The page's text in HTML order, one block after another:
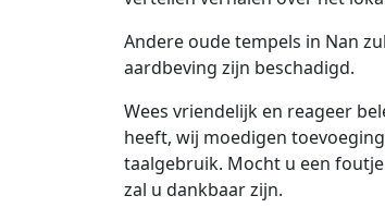
Andere oude tempels in Nan
aardbeving zijn beschadigd.
Wees vriendelijk en reageer
heeft, wij moedigen
taalgebruik. Mocht u een
zal u dankbaar zijn.